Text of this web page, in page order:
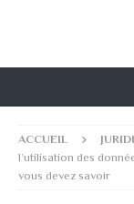
ACCUEIL
l’utilisation des
vous devez savoir